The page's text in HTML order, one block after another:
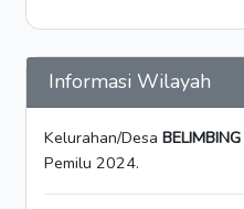
Informasi Wilayah
Kelurahan/Desa BELIMBING
Pemilu 2024.